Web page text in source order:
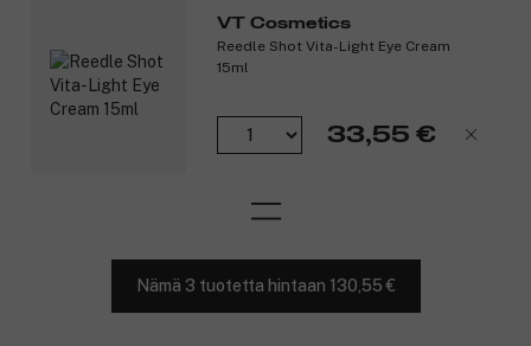
VT Cosmetics
Reedle Shot Vita-Light Eye Cream
15ml
33,55 €
Nämä 3 tuotetta hintaan 130,55 €